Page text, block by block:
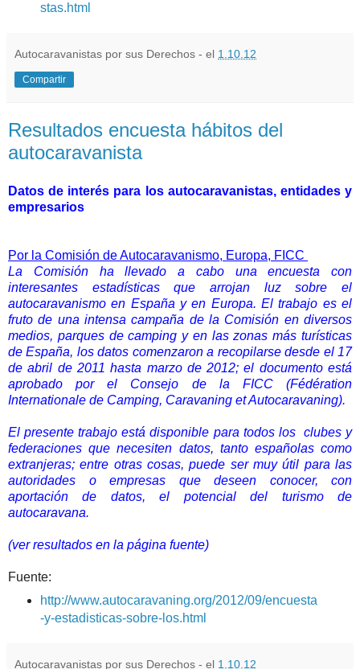
stas.html
Autocaravanistas por sus Derechos - el 1.10.12
Compartir
Resultados encuesta hábitos del
autocaravanista
Datos de interés para los autocaravanistas, entidades y
empresarios
Por la Comisión de Autocaravanismo, Europa, FICC
La Comisión ha llevado a cabo una encuesta con
interesantes estadísticas que arrojan luz sobre el
autocaravanismo en España y en Europa. El trabajo es el
fruto de una intensa campaña de la Comisión en diversos
medios, parques de camping y en las zonas más turísticas
de España, los datos comenzaron a recopilarse desde el17
de abril de 2011 hasta marzo de 2012; el documento está
aprobado por el Consejo de la FICC (Fédération
Internationale de Camping, Caravaning et Autocaravaning).
El presente trabajo está disponible para todos los clubes y
federaciones que necesiten datos, tanto españolas como
extranjeras; entre otras cosas, puede ser muy útil para las
autoridades o empresas que deseen conocer, con
aportación de datos, el potencial del turismo de
autocaravana.
(ver resultados en la página fuente)
Fuente:
http://www.autocaravaning.org/2012/09/encuesta
-y-estadisticas-sobre-los.html
Autocaravanistas por sus Derechos - el 1.10.12